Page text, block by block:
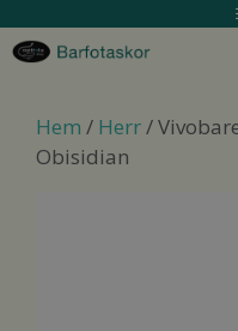
till
Hem / Herr/
Obisidian